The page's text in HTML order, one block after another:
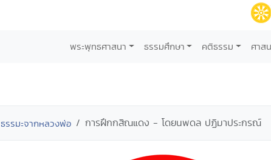
พระพุทธศาสนา ธรรมศึกษา คติธรรม ศาส
ธรรมะจากหลวงพ่อ การฝึกกสิณแดง - โดยนพดล ปฏิมาประกรณ์